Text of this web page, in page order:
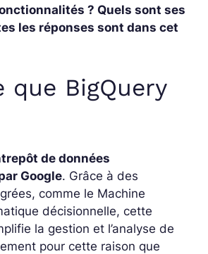
? Quels sont ses
les réponses sont dans cet
que BigQuery
de données
Google. Grâce à des
comme le Machine
décisionnelle, cette
la gestion et l’analyse de
pour cette raison que